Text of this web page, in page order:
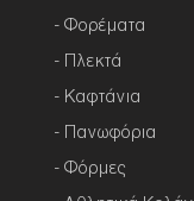
- Φορέματα
- Πλεκτά
- Καφτάνια
- Πανωφόρια
- Φόρμες